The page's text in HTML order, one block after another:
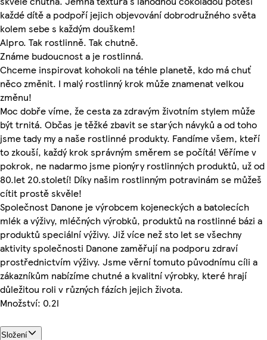
každé dítě a podpoří jejich objevování dobrodružného světa
kolem sebe s každým douškem!
Alpro. Tak rostlinně. Tak chutně.
Známe budoucnost a je rostlinná.
Chceme inspirovat kohokoli na téhle planetě, kdo má chuť
něco změnit. I malý rostlinný krok může znamenat velkou
změnu!
Moc dobře víme, že cesta za zdravým životním stylem může
být trnitá. Občas je těžké zbavit se starých návyků a od toho
jsme tady my a naše rostlinné produkty. Fandíme všem, kteří
to zkouší, každý krok správným směrem se počítá! Věříme v
pokrok, ne nadarmo jsme pionýry rostlinných produktů, už od
80.let 20.století! Díky našim rostlinným potravinám se můžeš
cítit prostě skvěle!
Společnost Danone je výrobcem kojeneckých a batolecích
mlék a výživy, mléčných výrobků, produktů na rostlinné bázi a
produktů speciální výživy. Již více než sto let se všechny
aktivity společnosti Danone zaměřují na podporu zdraví
prostřednictvím výživy. Jsme věrní tomuto původnímu cíli a
zákazníkům nabízíme chutné a kvalitní výrobky, které hrají
důležitou roli v různých fázích jejich života.
Množství: 0.2l
Složení